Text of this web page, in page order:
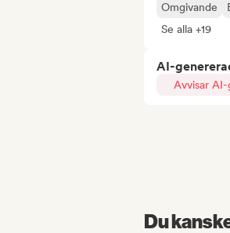
Omgivande
Se alla +19
AI-
Avvisar
Du